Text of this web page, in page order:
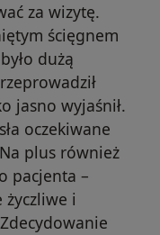
za wizytę.
ścięgnem
dużą
jasno wyjaśnił.
oczekiwane
plus również
pacjenta –
i